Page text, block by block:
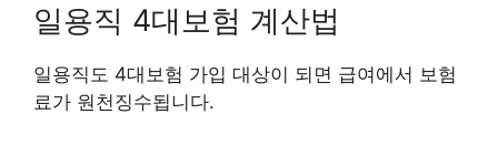
일용직 4대보험 계산법
일용직도 4대보험 가입 대상이 되면 급여에서 보험
료가 원천징수됩니다.